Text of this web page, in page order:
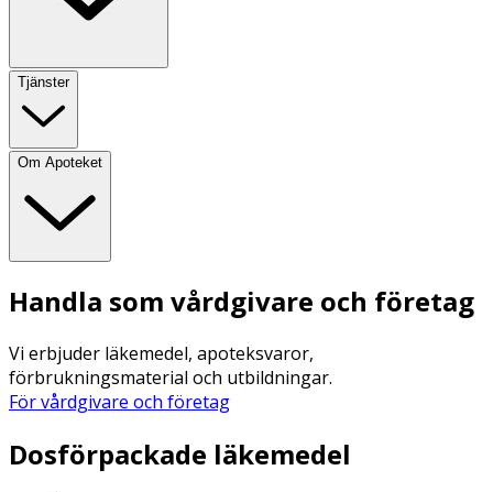
Tjänster
Om Apoteket
Handla som vårdgivare och företag
Vi erbjuder läkemedel, apoteksvaror,
förbrukningsmaterial och utbildningar.
För vårdgivare och företag
Dosförpackade läkemedel